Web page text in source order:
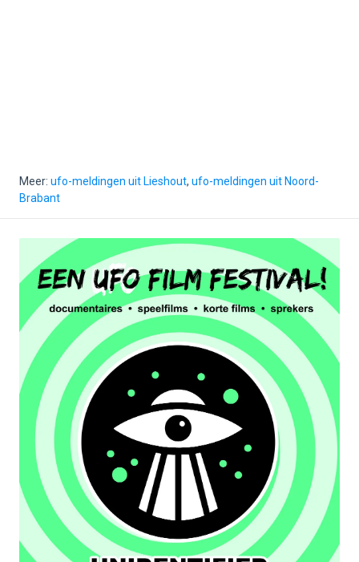
Meer: ufo-meldingen uit Lieshout, ufo-meldingen uit Noord-
Brabant